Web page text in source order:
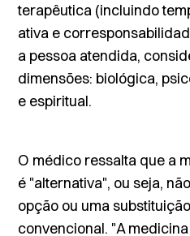
terapêutica (incluindo
ativa e
a pessoa atendida,
dimensões: biológica,
e espiritual.
O médico ressalta que a
é "alternativa", ou seja,
opção ou uma
convencional. "A